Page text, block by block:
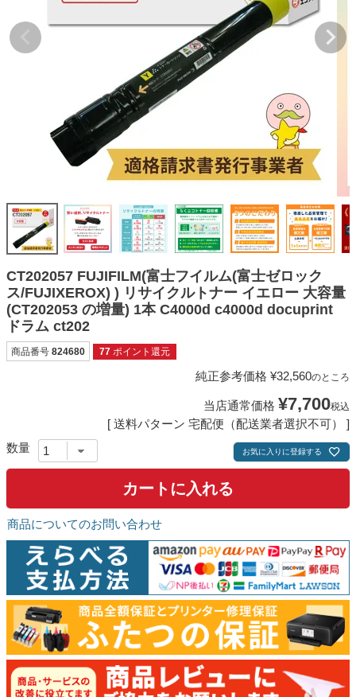
詰め替えインク
互換インクボトル
互換インクカートリッジ
再生インクカートリッジ
記事を探す
お客様の声
ご利用ガイド
よくある質問
お問い合わせ
会員専用商品
説明書ダウンロード
CT202057 FUJIFILM(富士フイルム(富士ゼロック
ス/FUJIXEROX) ) リサイクルトナー イエロー 大容量
(CT202053 の増量) 1本 C4000d c4000d docuprint
ドラム ct202
商品番号 824680 77 ポイント還元
純正参考価格 ¥32,560のところ
当店通常価格 ¥7,700税込
送料パターン 宅配便（配送業者選択不可）
お気に入りに登録する
カートに入れる
商品についてのお問い合わせ